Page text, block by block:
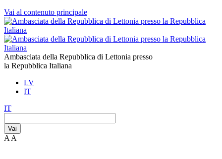
Vai al contenuto principale
Ambasciata della Repubblica di Lettonia presso
la Repubblica Italiana
LV
IT
IT
Vai
A A